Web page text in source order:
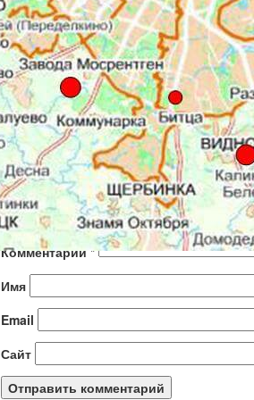
Еще можно почитать
Добавить комментарий
Ваш адрес email не будет опубликован.
Комментарий *
Имя
Email
Сайт